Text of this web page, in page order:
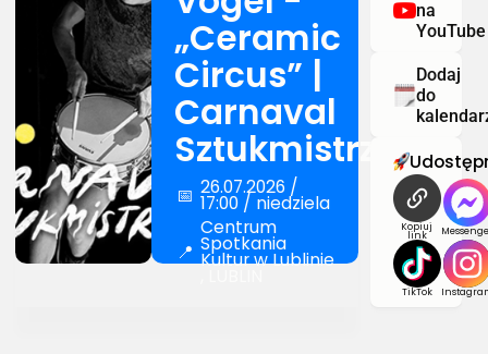
„Ceramic
Circus” |
Carnaval
Sztukmistrzów
📅 26.07.2026 /
17:00 / niedziela
📍
Centrum
Spotkania
Kultur w Lublinie
na
YouTube
Dodaj
do
Kopiuj
link
TikTok